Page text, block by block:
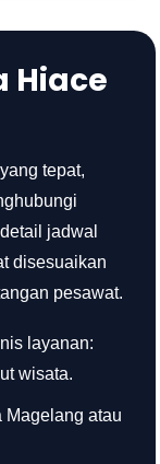
Hiace
tepat,
jadwal
disesuaikan
pesawat.
layanan:
wisata.
Magelang atau